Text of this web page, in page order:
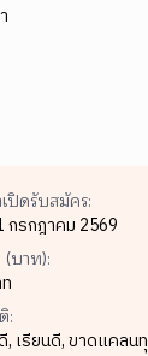
เปิดรับสมัคร:
กรกฎาคม 2569
บาท):
:
, เรียนดี,ขาดแคลน